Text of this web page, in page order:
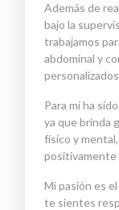
Además de
bajo la
trabajamos
abdominal y
Para mí ha
ya que brinda
físico y mental
positivamente
Mi pasión es
te sientes